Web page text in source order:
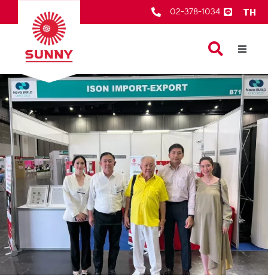
02-378-1034 TH
หน้าเเรก
สินค้าของเรา
เกี่ยวกับเรา
ตัวแทนจำหน่าย
บริการหลังการขาย
ข่าวสารและกิจกรรม
ติดต่อเรา